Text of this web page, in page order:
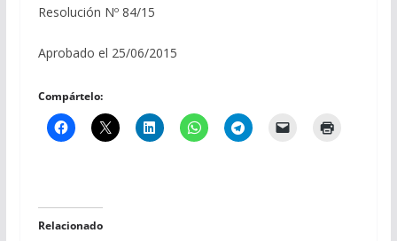
Resolución Nº 84/15
Aprobado el 25/06/2015
Compártelo:
Relacionado